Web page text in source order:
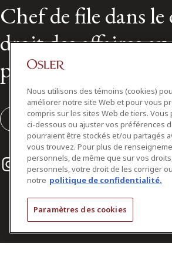
Chef de file dans
droit des affaires
plus de 160 ans
S'abonner
Instagram
Twitter
LinkedIn
Nous utilisons des témoins (cookies)
améliorer notre site Web et pour vous
compris sur les sites Web de tiers.
ci-dessous ou ajuster vos préférences
pourraient être stockés et/ou partagés
vous trouvez. Pour plus de
personnels, de même que sur vos
personnels, votre droit de les corriger
notre politique de confidentialité.
Paramètres des cookies